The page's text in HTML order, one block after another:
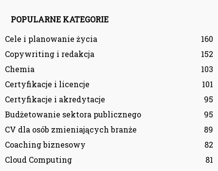
POPULARNE KATEGORIE
Cele i planowanie życia
160
Copywriting i redakcja
152
Chemia
103
Certyfikacje i licencje
101
Certyfikacje i akredytacje
95
Budżetowanie sektora publicznego
95
CV dla osób zmieniających branże
89
Coaching biznesowy
82
Cloud Computing
81